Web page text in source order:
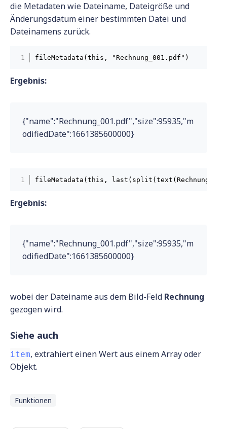
die Metadaten wie Dateiname, Dateigröße und
Änderungsdatum einer bestimmten Datei und
Dateinamens zurück.
fileMetadata(this, "Rechnung_001.pdf")
Ergebnis:
{"name":"Rechnung_001.pdf","size":95935,"m
odifiedDate":1661385600000}
fileMetadata(this, last(split(text(Rechnung),
Ergebnis:
{"name":"Rechnung_001.pdf","size":95935,"m
odifiedDate":1661385600000}
wobei der Dateiname aus dem Bild-Feld Rechnung
gezogen wird.
Siehe auch
item, extrahiert einen Wert aus einem Array oder
Objekt.
Funktionen